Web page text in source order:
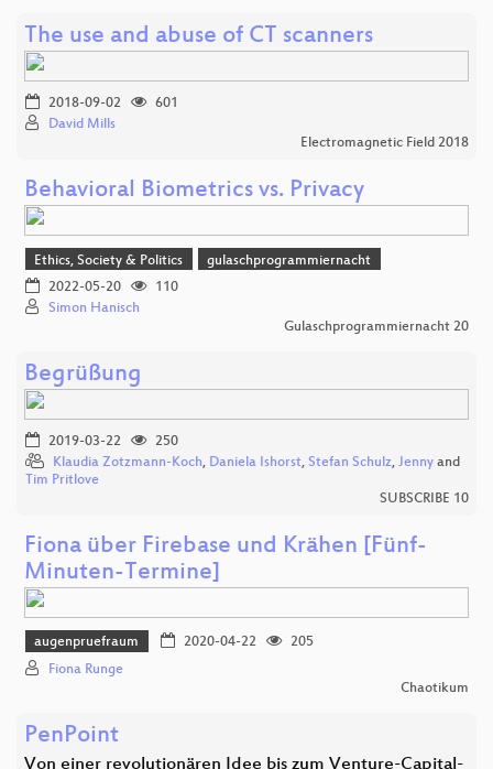
The use and abuse of CT scanners
2018-09-02
601
David Mills
Electromagnetic Field 2018
Behavioral Biometrics vs. Privacy
Ethics, Society & Politics
gulaschprogrammiernacht
2022-05-20
110
Simon Hanisch
Gulaschprogrammiernacht 20
Begrüßung
2019-03-22
250
Klaudia Zotzmann-Koch, Daniela Ishorst, Stefan Schulz, Jenny and
Tim Pritlove
SUBSCRIBE 10
Fiona über Firebase und Krähen [Fünf-
Minuten-Termine]
augenpruefraum 2020-04-22
205
Fiona Runge
Chaotikum
PenPoint
Von einer revolutionären Idee bis zum Venture-Capital-